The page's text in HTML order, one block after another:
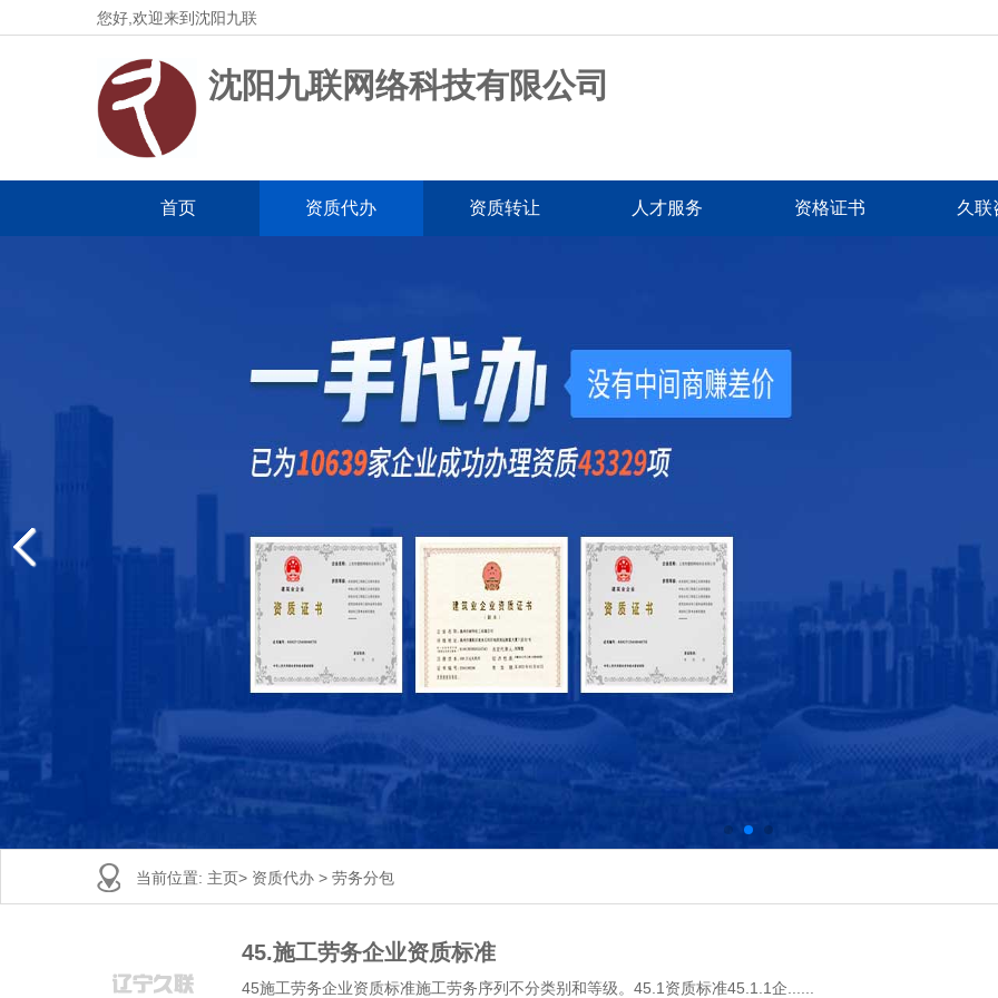
您好,欢迎来到沈阳九联
沈阳九联网络科技有限公司
首页 资质代办 资质转让 人才服务 资格证书 久联
当前位置: 主页> 资质代办 > 劳务分包
45.施工劳务企业资质标准
45施工劳务企业资质标准施工劳务序列不分类别和等级。45.1资质标准45.1.1企......